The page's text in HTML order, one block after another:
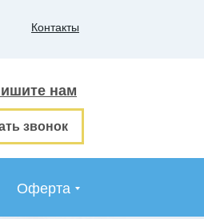
Контакты
нам
звонок
Оферта